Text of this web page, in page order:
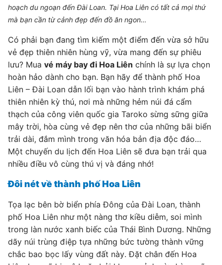
hoạch du ngoạn đến Đài Loan. Tại Hoa Liên có tất cả mọi thứ
mà bạn cần từ cảnh đẹp đến đồ ăn ngon…
Có phải bạn đang tìm kiếm một điểm đến vừa sở hữu
vẻ đẹp thiên nhiên hùng vỹ, vừa mang đến sự phiêu
lưu? Mua vé máy bay đi Hoa Liên chính là sự lựa chọn
hoàn hảo dành cho bạn. Bạn hãy để thành phố Hoa
Liên – Đài Loan dẫn lối bạn vào hành trình khám phá
thiên nhiên kỳ thú, nơi mà những hẻm núi đá cẩm
thạch của công viên quốc gia Taroko sừng sững giữa
mây trời, hòa cùng vẻ đẹp nên thơ của những bãi biển
trải dài, đắm mình trong văn hóa bản địa độc đáo…
Một chuyến du lịch đến Hoa Liên sẽ đưa bạn trải qua
nhiều điều vô cùng thú vị và đáng nhớ!
Đôi nét về thành phố Hoa Liên
Tọa lạc bên bờ biển phía Đông của Đài Loan, thành
phố Hoa Liên như một nàng thơ kiều diễm, soi mình
trong làn nước xanh biếc của Thái Bình Dương. Những
dãy núi trùng điệp tựa những bức tường thành vững
chắc bao bọc lấy vùng đất này. Đặt chân đến Hoa